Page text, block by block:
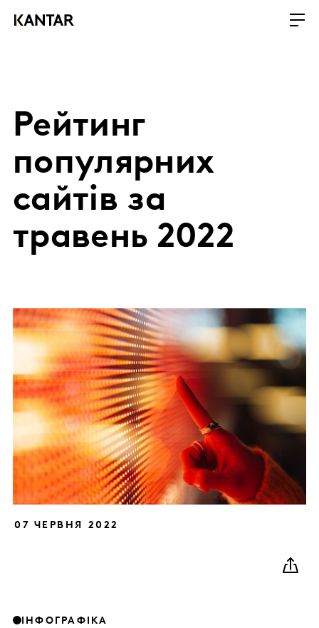
Рейтинг
популярних
сайтів за
травень 2022
07 ЧЕРВНЯ 2022
ІНФОГРАФІКА